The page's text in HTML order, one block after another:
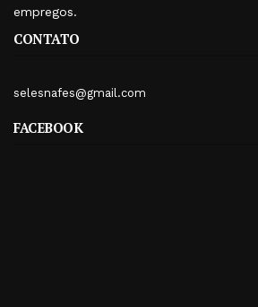
empregos.
CONTATO
selesnafes@gmail.com
FACEBOOK